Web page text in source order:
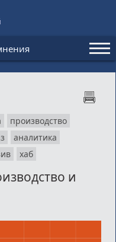
производство
аналитика
хаб
и